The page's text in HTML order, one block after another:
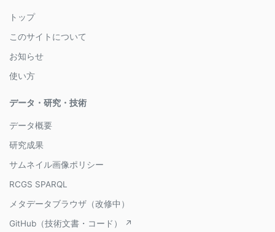
トップ
このサイトについて
お知らせ
使い方
データ・研究・技術
データ概要
研究成果
サムネイル画像ポリシー
RCGS SPARQL
メタデータブラウザ（改修中）
GitHub（技術文書・コード） ↗